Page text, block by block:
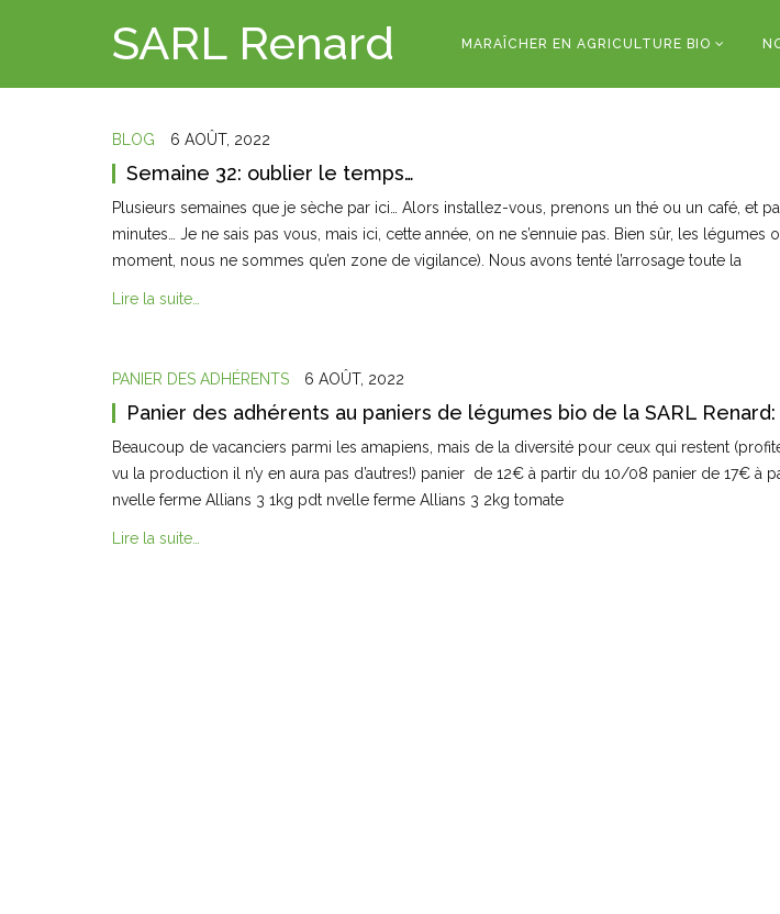
SARL Renard MARAÎCHER EN AGRICULTURE BIO
BLOG 6 AOÛT, 2022
Semaine 32: oublier le temps…
Plusieurs semaines que je sèche par ici… Alors installez-vous, prenons un thé ou un café, et
minutes… Je ne sais pas vous, mais ici, cette année, on ne s’ennuie pas. Bien sûr, les légumes
moment, nous ne sommes qu’en zone de vigilance). Nous avons tenté l’arrosage toute la
Lire la suite…
PANIER DES ADHÉRENTS 6 AOÛT, 2022
Panier des adhérents au paniers de légumes bio de la SARL
Beaucoup de vacanciers parmi les amapiens, mais de la diversité pour ceux qui restent
vu la production il n’y en aura pas d’autres!) panier de 12€ à partir du 10/08 panier de 17€ à
nvelle ferme Allians 3 1kg pdt nvelle ferme Allians 3 2kg tomate
Lire la suite…